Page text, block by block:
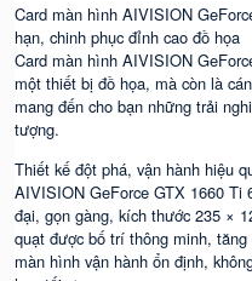
Card màn hình AIVISION
hạn, chinh phục đỉnh cao đồ họa
Card màn hình AIVISION
một thiết bị đồ họa, mà còn là
mang đến cho bạn những trải
tượng.
Thiết kế đột phá, vận hành hiệu
AIVISION GeForce GTX 1660 Ti
đại, gọn gàng, kích thước 235 ×
quạt được bố trí thông minh,
màn hình vận hành ổn định,